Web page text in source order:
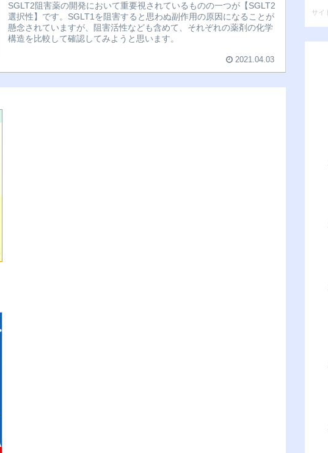
SGLT2阻害薬の開発において重要視されているものの一つが【SGLT2
選択性】です。SGLT1を阻害すると思わぬ副作用の原因になることが
懸念されていますが、阻害活性なども含めて、それぞれの薬剤の化学
構造を比較して確認してみようと思います。
2021.04.03